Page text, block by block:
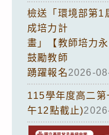
檢送「環境部第1
成培力計
畫」【教師培力
鼓勵教師
踴躍報名2026-
115學年度高二
午12點截止)